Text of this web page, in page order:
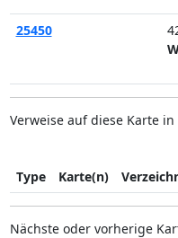
25450
Verweise auf diese Karte in
Type Karte(n)
Nächste oder vorherige